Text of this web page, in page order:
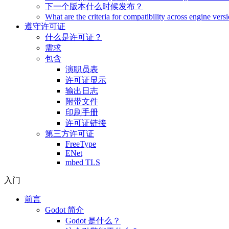
下一个版本什么时候发布？
What are the criteria for compatibility across engine
遵守许可证
什么是许可证？
需求
包含
演职员表
许可证显示
输出日志
附带文件
印刷手册
许可证链接
第三方许可证
FreeType
ENet
mbed TLS
入门
前言
Godot 简介
Godot 是什么？